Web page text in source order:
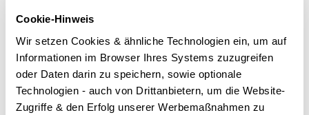
Cookie-Hinweis
Wir setzen Cookies & ähnliche Technologien ein, um auf
Informationen im Browser Ihres Systems zuzugreifen
oder Daten darin zu speichern, sowie optionale
Technologien - auch von Drittanbietern, um die Website-
Zugriffe & den Erfolg unserer Werbemaßnahmen zu
Der Auftraggeber darf den Ausschluss des Bieter
Nachunternehmers stützen, sofern der Bieter seinen
Kontrollpflichten gegenüber dem Nachunternehmer
nachgekommen ist. Im konkreten Fall konnte dem
Bieter kein Verstoß gegen seine Kontrollpflichten